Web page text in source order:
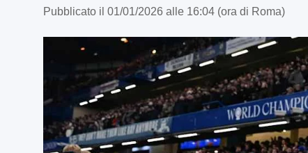
Pubblicato il 01/01/2026 alle 16:04 (ora di Roma)